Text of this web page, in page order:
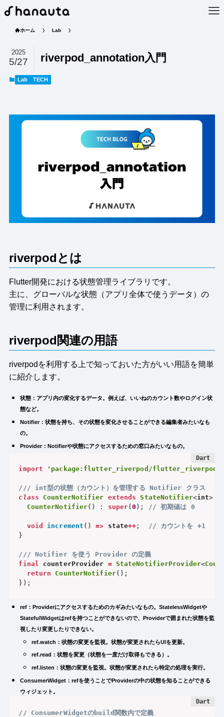
ホーム Lab
riverpod_annotation入門
2025
5/27
Lab TECH
riverpodとは
Flutter開発における状態管理ライブラリです。
主に、グローバルな状態（アプリ全体で使うデータ）の
管理に利用されます。
riverpod関連の用語
riverpodを利用する上で知っておいた方がいい用語を簡単
に紹介します。
状態：アプリ内の変化するデータ。例えば、いいねのカウント数やログイン状
態など。
Notifier：状態を持ち、その状態を変化させることができる編集者みたいなも
の。
Provider：Notifierや状態にアクセスするための窓口みたいなもの。
import 'package:flutter_riverpod/
/// int型の状態（カウント）を管理する Notifier クラス
class
CounterNotifier extends StateNotifier<int>
CounterNotifier( ) : super(0 ) ; // 初期値は 0
void increment ( ) => state++;
// カウントを +1
}
/// Notifier を使う Provider の定義
final counterProvider = StateNotifierProvider<
return
CounterNotifier( ) ;
} ) ;
ref：Providerにアクセスするためのカギみたいなもの。StatelessWidgetや
StatefulWidgetはrefを持つことができないので、Providerで囲まれた状態を監
視したり変更したりできない。
ref.watch：状態の変更を監視。状態が変更されたらUIを更新。
ref.read：状態を変更（状態を一度だけ取得もできる）。
ref.listen：状態の変更を監視。状態が変更されたら特定の処理を実行。
ConsumerWidget：refを使うことでProviderの中の状態を知ることができる
ウィジェット。
// ConsumerWidgetのbuild関数内で定義